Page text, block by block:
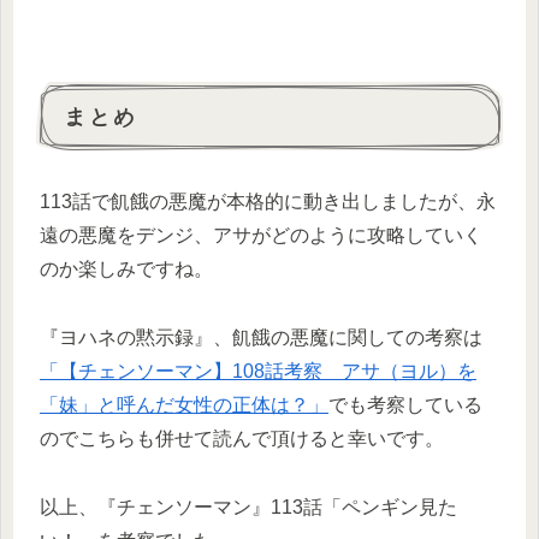
まとめ
113話で飢餓の悪魔が本格的に動き出しましたが、永
遠の悪魔をデンジ、アサがどのように攻略していく
のか楽しみですね。
『ヨハネの黙示録』、飢餓の悪魔に関しての考察は
「【チェンソーマン】108話考察 アサ（ヨル）を
「妹」と呼んだ女性の正体は？」 でも考察している
のでこちらも併せて読んで頂けると幸いです。
以上、『チェンソーマン』113話「ペンギン見た